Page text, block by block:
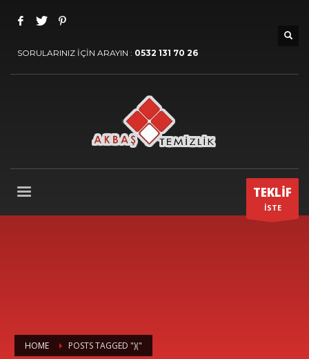
SORULARINIZ İÇİN ARAYIN : 0532 131 70 26
TEKLİF
İSTE
HOME POSTS TAGGED ")("